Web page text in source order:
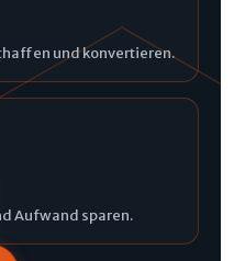
und konvertieren.
Aufwand sparen.